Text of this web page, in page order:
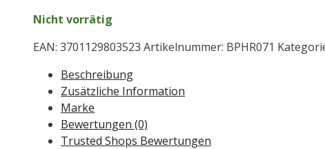
Nicht vorrätig
EAN: 3701129803523 Artikelnummer: BPHR071
Beschreibung
Zusätzliche Information
Marke
Bewertungen (0)
Trusted Shops Bewertungen